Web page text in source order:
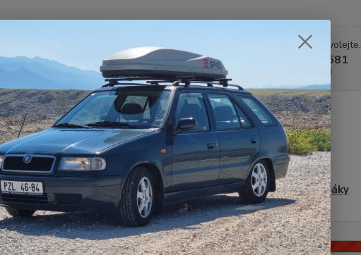
Hledat
Nevíte si rady? Zavolejte.
+420 603 411 581
Po - Pá 9:00 - 17:00
doplňky Škoda Favorit
Manžety řadící páky Hlavice řadící páky
Kč Od